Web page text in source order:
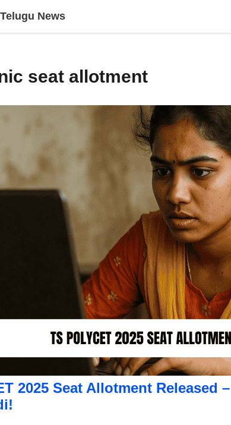
News
seat allotment
2025 Seat Allotment Released